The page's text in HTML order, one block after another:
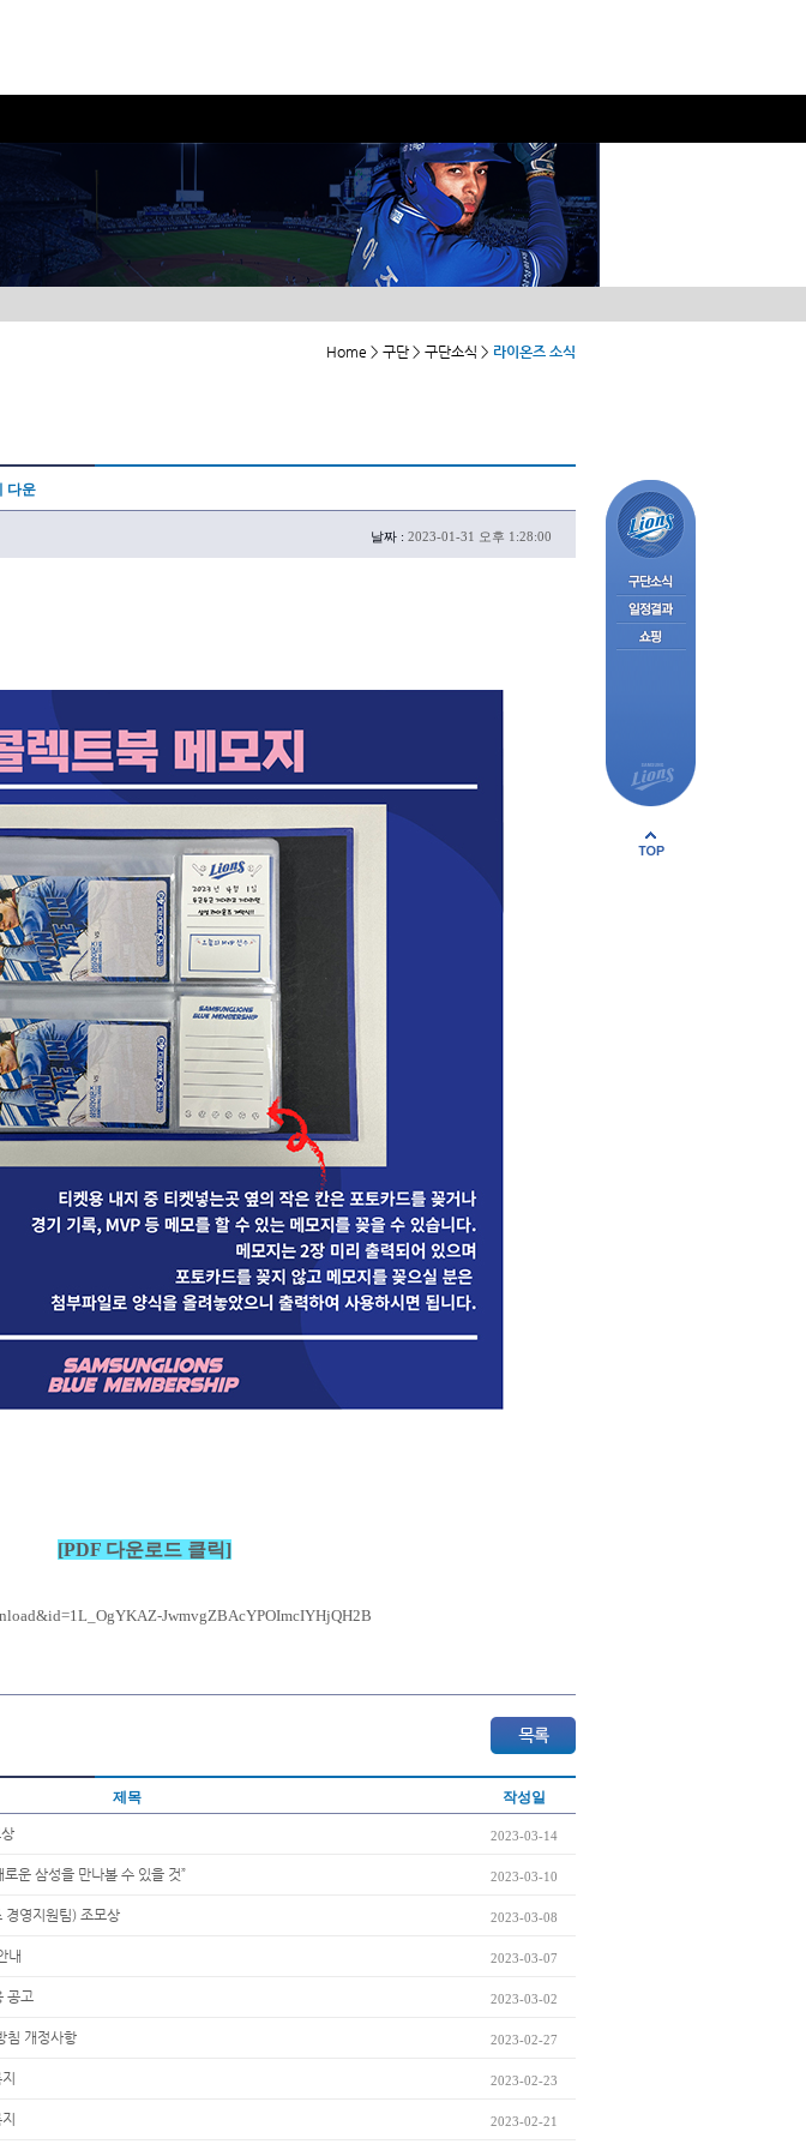
Home > 구단 > 구단소식 > 라이온즈 소식
다운
날짜 : 2023-01-31 오후 1:28:00
[PDF 다운로드 클릭]
JwmvgZBAcYPOImcIYHjQH2B
제목 작성일
2023-03-14
운 삼성을 만나볼 수 있을 것” 2023-03-10
경영지원팀) 조모상 2023-03-08
내 2023-03-07
공고 2023-03-02
침 개정사항 2023-02-27
2023-02-23
2023-02-21